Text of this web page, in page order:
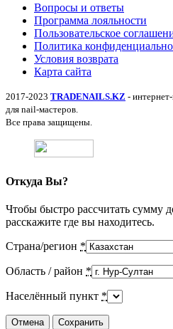
Вопросы и ответы
Программа лояльности
Пользовательское
Политика
Условия возврата
Карта сайта
2017-2023 TRADENAILS.KZ -
для nail-мастеров.
Все права защищены.
Откуда Вы?
Чтобы быстро рассчитать сумму
расскажите где вы находитесь.
Страна/регион *
Область / район *
Населённый пункт *
Отмена Сохранить